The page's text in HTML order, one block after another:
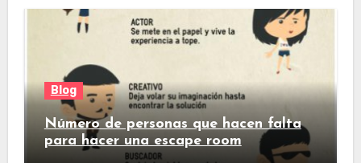
Blog
Número de personas que hacen falta
para hacer una escape room